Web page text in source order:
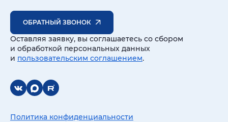
ОБРАТНЫЙ ЗВОНОК
Оставляя заявку, вы соглашаетесь со сбором
и обработкой персональных данных
и пользовательским соглашением.
Политика конфиденциальности